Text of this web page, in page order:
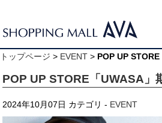
トップページ > EVENT > POP UP
POP UP STORE「UWASA」
2024年10月07日 カテゴリ - EVENT